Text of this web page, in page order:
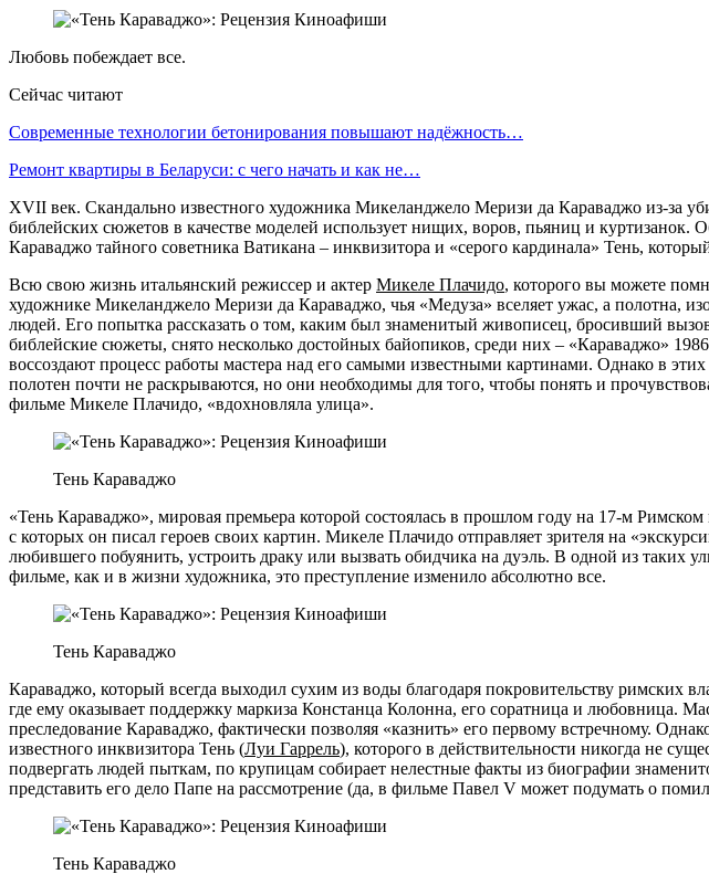
Любовь побеждает все.
Сейчас читают
Современные технологии бетонирования повышают надёжность…
Ремонт квартиры в Беларуси: с чего начать и как не…
XVII век. Скандально известного художника Микеланджело Меризи да Караваджо из-за
библейских сюжетов в качестве моделей использует нищих, воров, пьяниц и куртизанок.
Караваджо тайного советника Ватикана – инквизитора и «серого кардинала» Тень,
Всю свою жизнь итальянский режиссер и актер Микеле Плачидо, которого вы можете
художнике Микеланджело Меризи да Караваджо, чья «Медуза» вселяет ужас, а полотна,
людей. Его попытка рассказать о том, каким был знаменитый живописец, бросивший
библейские сюжеты, снято несколько достойных байопиков, среди них – «Караваджо»
воссоздают процесс работы мастера над его самыми известными картинами. Однако в
полотен почти не раскрываются, но они необходимы для того, чтобы понять и
фильме Микеле Плачидо, «вдохновляла улица».
Тень Караваджо
«Тень Караваджо», мировая премьера которой состоялась в прошлом году на 17-м
с которых он писал героев своих картин. Микеле Плачидо отправляет зрителя на
любившего побуянить, устроить драку или вызвать обидчика на дуэль. В одной из
фильме, как и в жизни художника, это преступление изменило абсолютно все.
Тень Караваджо
Караваджо, который всегда выходил сухим из воды благодаря покровительству римских
где ему оказывает поддержку маркиза Констанца Колонна, его соратница и любовница.
преследование Караваджо, фактически позволяя «казнить» его первому встречному.
известного инквизитора Тень (Луи Гаррель), которого в действительности никогда не
подвергать людей пыткам, по крупицам собирает нелестные факты из биографии
представить его дело Папе на рассмотрение (да, в фильме Павел V может подумать о
Тень Караваджо